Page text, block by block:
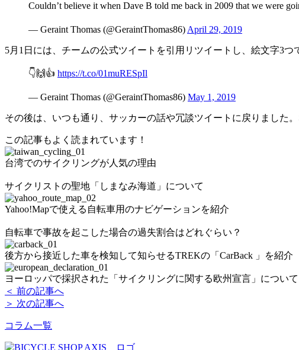
Couldn’t believe it when Dave B told me back in 2009 that we were
— Geraint Thomas (@GeraintThomas86)April 29, 2019
5月1日には、チームの公式ツイートを引用リツイートし、絵文字3つ
👇🙌👍 https://t.co/01muRESpIl
— Geraint Thomas (@GeraintThomas86) May 1, 2019
その後は、いつも通り、サッカーの話や冗談ツイートに戻りました
この記事もよく読まれています！
台湾でのサイクリングが人気の理由
サイクリストの聖地「しまなみ海道」について
Yahoo!Mapで使える自転車用のナビゲーションを紹介
自転車で事故を起こした場合の過失割合はどれぐらい？
後方から接近した車を検知して知らせるTREKの「CarBack 」を紹介
ヨーロッパで採択された「サイクリングに関する欧州宣言」について
＜ 前の記事へ
＞ 次の記事へ
コラム一覧